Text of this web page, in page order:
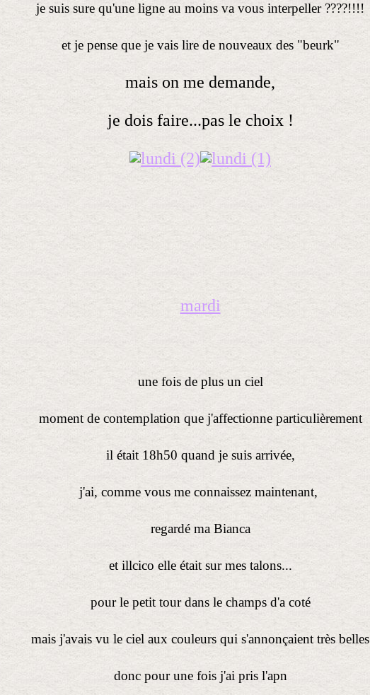
je suis sure qu'une ligne au moins va vous interpeller ????!!!!
et je pense que je vais lire de nouveaux des "beurk"
mais on me demande,
je dois faire...pas le choix !
mardi
une fois de plus un ciel
moment de contemplation que j'affectionne particulièrement
il était 18h50 quand je suis arrivée,
j'ai, comme vous me connaissez maintenant,
regardé ma Bianca
et illcico elle était sur mes talons...
pour le petit tour dans le champs d'a coté
mais j'avais vu le ciel aux couleurs qui s'annonçaient très belles
donc pour une fois j'ai pris l'apn